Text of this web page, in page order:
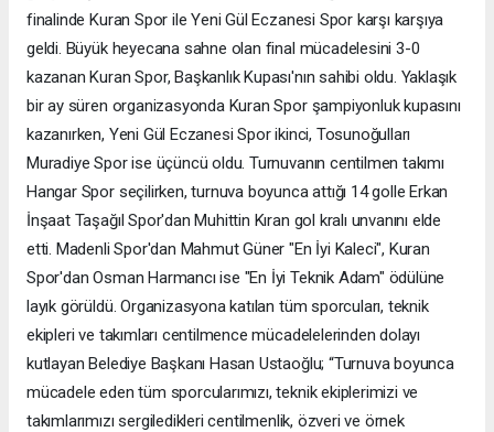
finalinde Kuran Spor ile Yeni Gül Eczanesi Spor karşı karşıya
geldi. Büyük heyecana sahne olan final mücadelesini 3-0
kazanan Kuran Spor, Başkanlık Kupası'nın sahibi oldu. Yaklaşık
bir ay süren organizasyonda Kuran Spor şampiyonluk kupasını
kazanırken, Yeni Gül Eczanesi Spor ikinci, Tosunoğulları
Muradiye Spor ise üçüncü oldu. Turnuvanın centilmen takımı
Hangar Spor seçilirken, turnuva boyunca attığı 14 golle Erkan
İnşaat Taşağıl Spor'dan Muhittin Kıran gol kralı unvanını elde
etti. Madenli Spor'dan Mahmut Güner "En İyi Kaleci", Kuran
Spor'dan Osman Harmancı ise "En İyi Teknik Adam" ödülüne
layık görüldü. Organizasyona katılan tüm sporcuları, teknik
ekipleri ve takımları centilmence mücadelelerinden dolayı
kutlayan Belediye Başkanı Hasan Ustaoğlu; “Turnuva boyunca
mücadele eden tüm sporcularımızı, teknik ekiplerimizi ve
takımlarımızı sergiledikleri centilmenlik, özveri ve örnek